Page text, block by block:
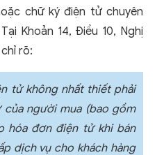
chữ ký điện tử chuyên
Khoản 14, Điều 10, Nghị
rõ:
tử không nhất thiết phải
người mua (bao gồm
hóa đơn điện tử khi bán
dịch vụ cho khách hàng